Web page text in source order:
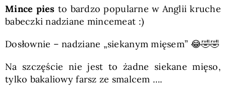
Mince pies to bardzo popularne w Anglii kruche
babeczki nadziane mincemeat :)
Dosłownie – nadziane „siekanym mięsem” 😂🤣🤣
Na szczęście nie jest to żadne siekane mięso,
tylko bakaliowy farsz ze smalcem ….